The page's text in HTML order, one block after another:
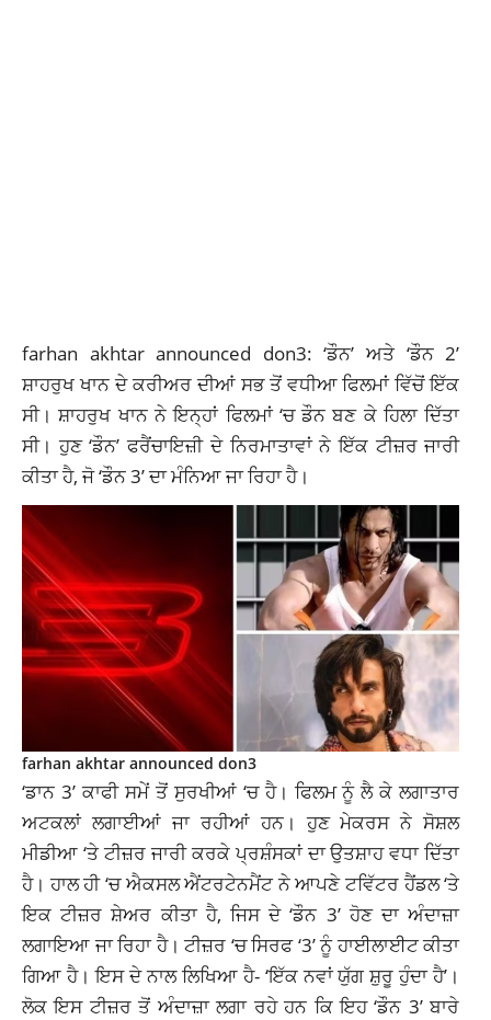
farhan akhtar announced don3: ‘ਡੌਨ’ ਅਤੇ ‘ਡੌਨ 2’
ਸ਼ਾਹਰੁਖ ਖਾਨ ਦੇ ਕਰੀਅਰ ਦੀਆਂ ਸਭ ਤੋਂ ਵਧੀਆ ਫਿਲਮਾਂ ਵਿੱਚੋਂ ਇੱਕ
ਸੀ। ਸ਼ਾਹਰੁਖ ਖਾਨ ਨੇ ਇਨ੍ਹਾਂ ਫਿਲਮਾਂ ‘ਚ ਡੌਨ ਬਣ ਕੇ ਹਿਲਾ ਦਿੱਤਾ
ਸੀ। ਹੁਣ ‘ਡੌਨ’ ਫਰੈਂਚਾਇਜ਼ੀ ਦੇ ਨਿਰਮਾਤਾਵਾਂ ਨੇ ਇੱਕ ਟੀਜ਼ਰ ਜਾਰੀ
ਕੀਤਾ ਹੈ, ਜੋ ‘ਡੌਨ 3’ ਦਾ ਮੰਨਿਆ ਜਾ ਰਿਹਾ ਹੈ।
farhan akhtar announced don3
‘ਡਾਨ 3’ ਕਾਫੀ ਸਮੇਂ ਤੋਂ ਸੁਰਖੀਆਂ ‘ਚ ਹੈ। ਫਿਲਮ ਨੂੰ ਲੈ ਕੇ ਲਗਾਤਾਰ
ਅਟਕਲਾਂ ਲਗਾਈਆਂ ਜਾ ਰਹੀਆਂ ਹਨ। ਹੁਣ ਮੇਕਰਸ ਨੇ ਸੋਸ਼ਲ
ਮੀਡੀਆ ‘ਤੇ ਟੀਜ਼ਰ ਜਾਰੀ ਕਰਕੇ ਪ੍ਰਸ਼ੰਸਕਾਂ ਦਾ ਉਤਸ਼ਾਹ ਵਧਾ ਦਿੱਤਾ
ਹੈ। ਹਾਲ ਹੀ ‘ਚ ਐਕਸਲ ਐਂਟਰਟੇਨਮੈਂਟ ਨੇ ਆਪਣੇ ਟਵਿੱਟਰ ਹੈਂਡਲ ‘ਤੇ
ਇਕ ਟੀਜ਼ਰ ਸ਼ੇਅਰ ਕੀਤਾ ਹੈ, ਜਿਸ ਦੇ ‘ਡੌਨ 3’ ਹੋਣ ਦਾ ਅੰਦਾਜ਼ਾ
ਲਗਾਇਆ ਜਾ ਰਿਹਾ ਹੈ। ਟੀਜ਼ਰ ‘ਚ ਸਿਰਫ ‘3’ ਨੂੰ ਹਾਈਲਾਈਟ ਕੀਤਾ
ਗਿਆ ਹੈ। ਇਸ ਦੇ ਨਾਲ ਲਿਖਿਆ ਹੈ- ‘ਇੱਕ ਨਵਾਂ ਯੁੱਗ ਸ਼ੁਰੂ ਹੁੰਦਾ ਹੈ’।
ਲੋਕ ਇਸ ਟੀਜ਼ਰ ਤੋਂ ਅੰਦਾਜ਼ਾ ਲਗਾ ਰਹੇ ਹਨ ਕਿ ਇਹ ‘ਡੌਨ 3’ ਬਾਰੇ